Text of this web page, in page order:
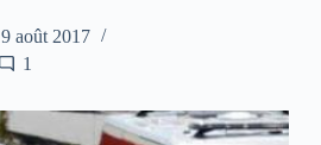
9 août 2017
1